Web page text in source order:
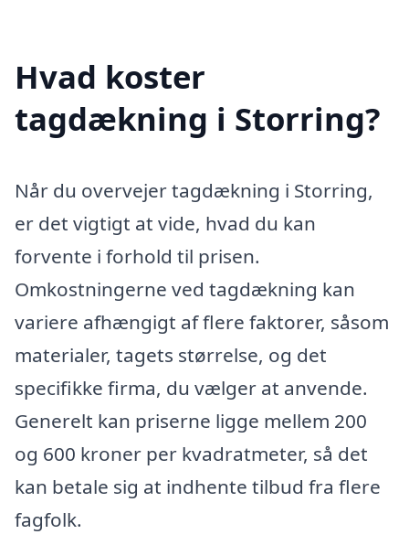
Hvad koster
tagdækning i Storring?
Når du overvejer tagdækning i Storring,
er det vigtigt at vide, hvad du kan
forvente i forhold til prisen.
Omkostningerne ved tagdækning kan
variere afhængigt af flere faktorer, såsom
materialer, tagets størrelse, og det
specifikke firma, du vælger at anvende.
Generelt kan priserne ligge mellem 200
og 600 kroner per kvadratmeter, så det
kan betale sig at indhente tilbud fra flere
fagfolk.